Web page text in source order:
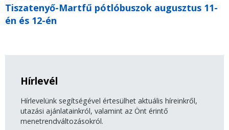
Tiszatenyő-Martfű pótlóbuszok augusztus 11-
én és 12-én
Hírlevél
Hírlevelünk segítségével értesülhet aktuális híreinkről,
utazási ajánlatainkról, valamint az Önt érintő
menetrendváltozásokról.